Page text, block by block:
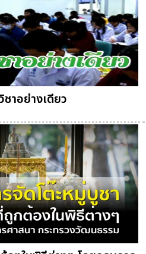
าอย่างเดียว